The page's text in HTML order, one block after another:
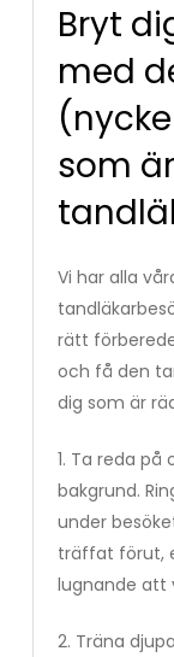
Bryt
med
som
Vi har alla
rätt
och få den
dig som är
1. Ta reda
bakgrund.
under
träffat förut,
lugnande att
2. Träna